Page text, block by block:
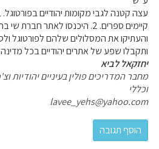
קיימים ספרים. 2. היכנסו לאתר חברת שי
והעתיקו את המסלולים שלהם לפורטוגל
ותקבלו שפע של אתרים יהודיים בכל מדינה
יחזקאל לביא
מחבר המדריכים פולין בעיניים יהודיות
וכללי
lavee_yehs@yahoo.com